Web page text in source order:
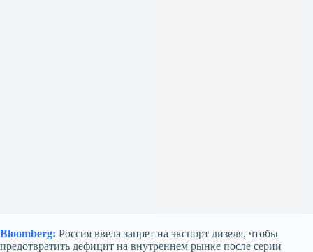
Bloomberg: Россия ввела запрет на экспорт дизеля, чтобы
предотвратить дефицит на внутреннем рынке после серии